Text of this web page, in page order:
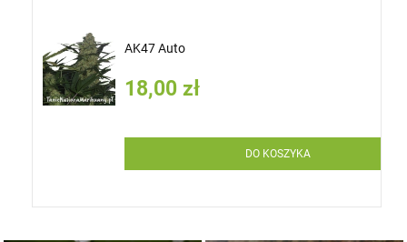
AK47 Auto
18,00 zł
DO KOSZYKA